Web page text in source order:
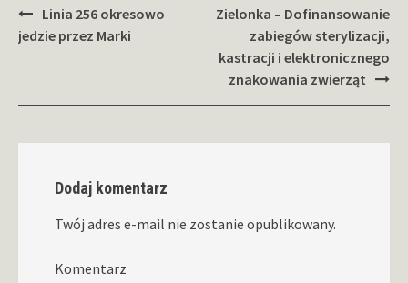
Zobacz
wpisy
Linia 256 okresowo
jedzie przez Marki
Zielonka – Dofinansowanie
zabiegów sterylizacji,
kastracji i elektronicznego
znakowania zwierząt
Dodaj komentarz
Twój adres e-mail nie zostanie opublikowany.
Komentarz